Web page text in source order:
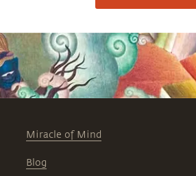
Miracle of Mind
Blog